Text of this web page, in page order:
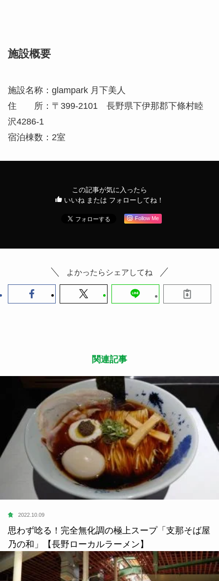
施設概要
施設名称：glampark 月下美人
住 所：〒399-2101 長野県下伊那郡下條村睦
沢4286-1
宿泊棟数：2室
この記事が気に入ったら
いいね または フォローしてね！
Follow Me
よかったらシェアしてね
関連記事
食 2022.10.09
思わず唸る！完全無化調の極上スープ「支那そば屋
乃の和」【長野ローカルラーメン】